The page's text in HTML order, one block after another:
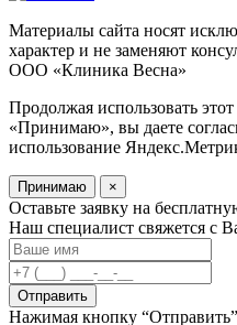
Материалы сайта носят
характер и не заменяют
ООО «Клиника Весна»
Продолжая использовать
«Принимаю», вы даете
использование
Принимаю ×
Оставьте заявку на
Наш специалист свяжется с
Отправить
Нажимая кнопку